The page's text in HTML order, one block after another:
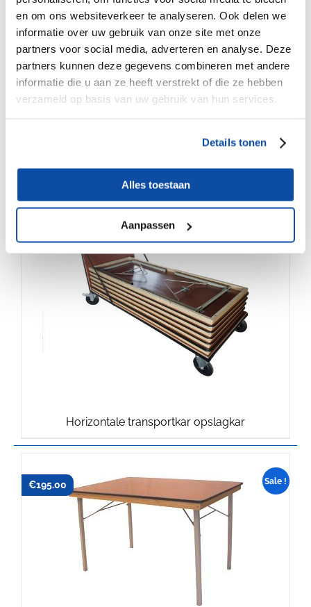
en om ons websiteverkeer te analyseren. Ook delen we
informatie over uw gebruik van onze site met onze
partners voor social media, adverteren en analyse. Deze
partners kunnen deze gegevens combineren met andere
informatie die u aan ze heeft verstrekt of die ze hebben
verzameld op basis van uw gebruik van hun services.
Details tonen
Alles toestaan
Aanpassen
Ronde Klaptafels standaard voor Horeca verhuur
Horizontale transportkar opslagkar
Sale !
€209.50
€195.00